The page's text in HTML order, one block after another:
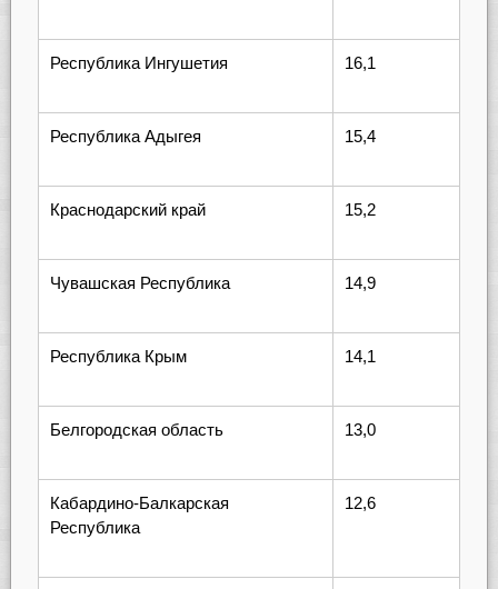
Республика Ингушетия 16,1
Республика Адыгея 15,4
Краснодарский край 15,2
Чувашская Республика 14,9
Республика Крым 14,1
Белгородская область 13,0
Кабардино-Балкарская
Республика
12,6